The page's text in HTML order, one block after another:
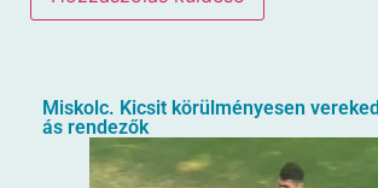
Miskolc. Kicsit körülményesen
ás rendezők